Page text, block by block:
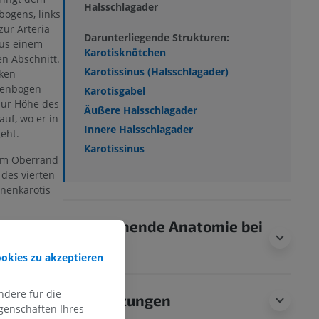
links
Arteria
einem
Abschnitt.
Höhe des
wo er in
Oberrand
vierten
Halsschlagader
Darunterliegende Strukturen:
Karotisknötchen
Karotissinus (Halsschlagader)
Karotisgabel
Äußere Halsschlagader
Innere Halsschlagader
Karotissinus
Vergleichende Anatomie bei
Übersetzungen
zu akzeptieren
für die
Ihres